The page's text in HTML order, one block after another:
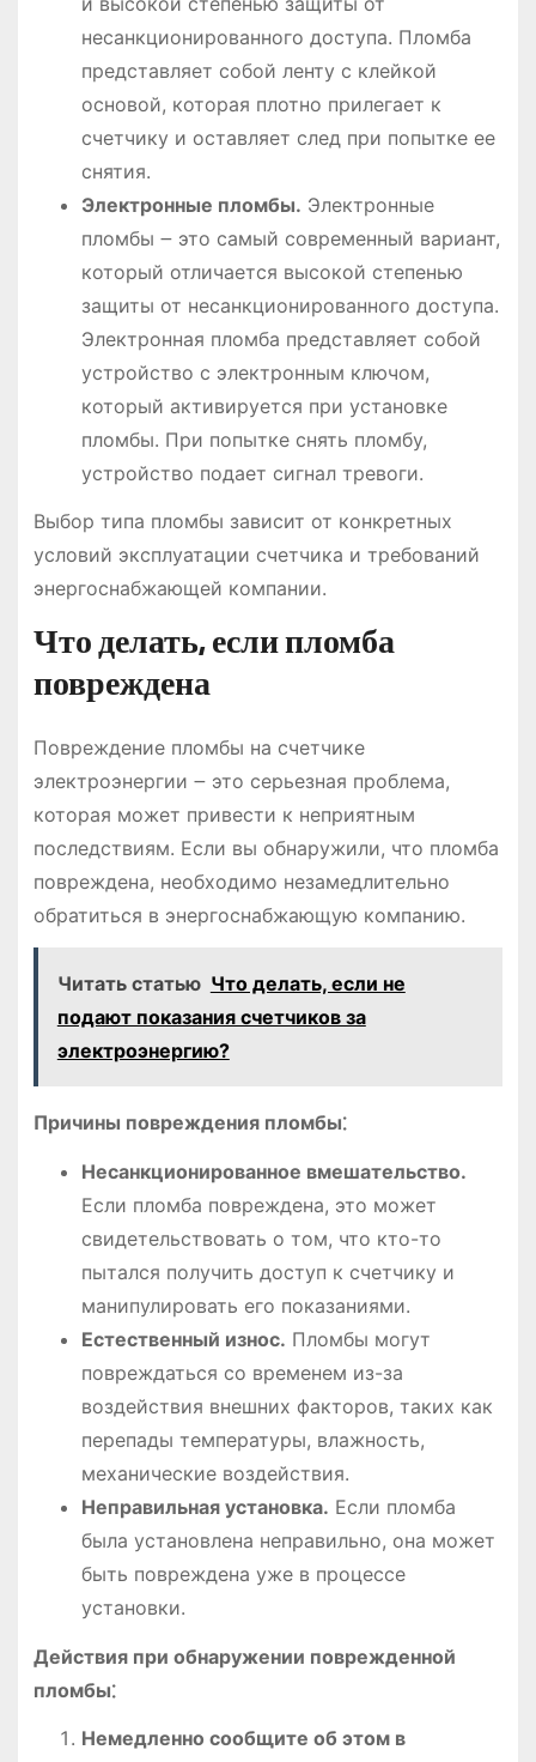
несанкционированного доступа. Пломба
представляет собой ленту с клейкой
основой, которая плотно прилегает к
счетчику и оставляет след при попытке ее
снятия.
Электронные пломбы. Электронные
пломбы ౼ это самый современный вариант,
который отличается высокой степенью
защиты от несанкционированного доступа.
Электронная пломба представляет собой
устройство с электронным ключом,
который активируется при установке
пломбы. При попытке снять пломбу,
устройство подает сигнал тревоги.
Выбор типа пломбы зависит от конкретных
условий эксплуатации счетчика и требований
энергоснабжающей компании.
Что делать, если пломба
повреждена
Повреждение пломбы на счетчике
электроэнергии ౼ это серьезная проблема,
которая может привести к неприятным
последствиям. Если вы обнаружили, что пломба
повреждена, необходимо незамедлительно
обратиться в энергоснабжающую компанию.
Читать статью Что делать, если не
подают показания счетчиков за
электроэнергию?
Причины повреждения пломбы⁚
Несанкционированное вмешательство.
Если пломба повреждена, это может
свидетельствовать о том, что кто-то
пытался получить доступ к счетчику и
манипулировать его показаниями.
Естественный износ. Пломбы могут
повреждаться со временем из-за
воздействия внешних факторов, таких как
перепады температуры, влажность,
механические воздействия.
Неправильная установка. Если пломба
была установлена неправильно, она может
быть повреждена уже в процессе
установки.
Действия при обнаружении поврежденной
пломбы⁚
Немедленно сообщите об этом в